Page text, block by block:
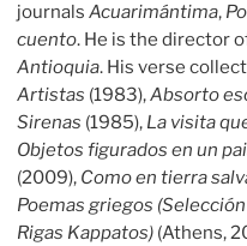
journalsAcuarimántima,
cuento. He is the director
Antioquia. His verse
Artistas (1983),Absorto
Sirenas (1985), La visita
Objetos figurados en un
(2009), Como en tierra
Poemas griegos
Rigas Kappatos) (Athens,